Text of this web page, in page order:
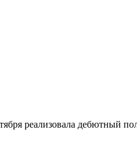
реализовала дебютный